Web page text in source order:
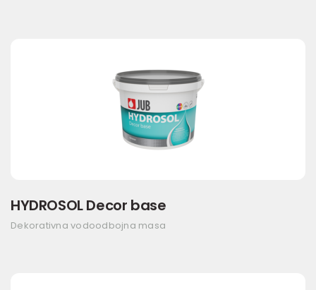
HYDROSOL Decor base
Dekorativna vodoodbojna masa